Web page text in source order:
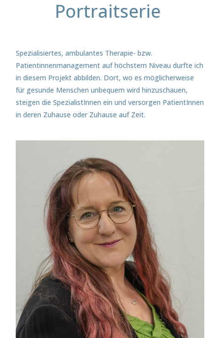
Portraitserie
Spezialisiertes, ambulantes Therapie- bzw.
Patientinnenmanagement auf höchstem Niveau durfte ich
in diesem Projekt abbilden. Dort, wo es möglicherweise
für gesunde Menschen unbequem wird hinzuschauen,
steigen die SpezialistInnen ein und versorgen PatientInnen
in deren Zuhause oder Zuhause auf Zeit.